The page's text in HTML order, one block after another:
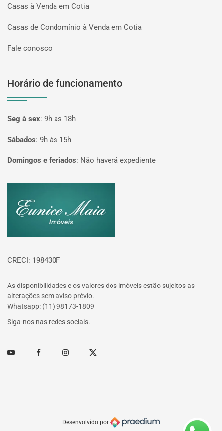
Casas à Venda em Cotia
Casas de Condomínio à Venda em Cotia
Fale conosco
Horário de funcionamento
Seg à sex: 9h às 18h
Sábados: 9h às 15h
Domingos e feriados: Não haverá expediente
CRECI: 198430F
As disponibilidades e os valores dos imóveis estão sujeitos as
alterações sem aviso prévio.
Whatsapp: (11) 98173-1809
Siga-nos nas redes sociais.
Youtube FacebookInstagramTwitter
Desenvolvido por